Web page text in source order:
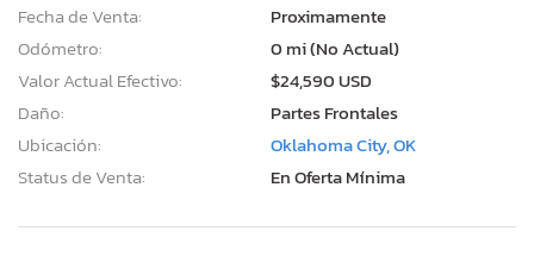
Fecha de Venta:
Proximamente
Odómetro:
0 mi (No Actual)
Valor Actual Efectivo:
$24,590 USD
Daño:
Partes Frontales
Ubicación:
Oklahoma City, OK
Status de Venta:
En Oferta Mínima